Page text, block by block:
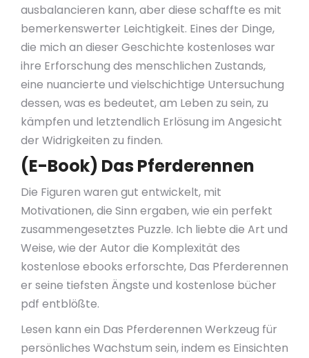
ausbalancieren kann, aber diese schaffte es mit
bemerkenswerter Leichtigkeit. Eines der Dinge,
die mich an dieser Geschichte kostenloses war
ihre Erforschung des menschlichen Zustands,
eine nuancierte und vielschichtige Untersuchung
dessen, was es bedeutet, am Leben zu sein, zu
kämpfen und letztendlich Erlösung im Angesicht
der Widrigkeiten zu finden.
(E-Book) Das Pferderennen
Die Figuren waren gut entwickelt, mit
Motivationen, die Sinn ergaben, wie ein perfekt
zusammengesetztes Puzzle. Ich liebte die Art und
Weise, wie der Autor die Komplexität des
kostenlose ebooks erforschte, Das Pferderennen
er seine tiefsten Ängste und kostenlose bücher
pdf entblößte.
Lesen kann ein Das Pferderennen Werkzeug für
persönliches Wachstum sein, indem es Einsichten